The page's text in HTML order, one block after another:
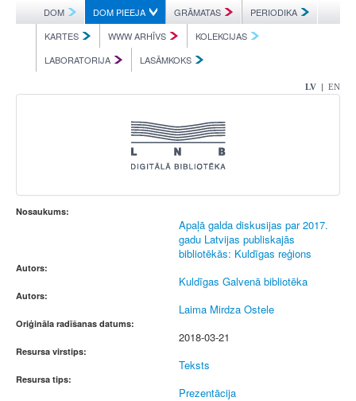
DOM DOM PIEEJA GRĀMATAS
PERIODIKA
KARTES
WWW ARHĪVS
KOLEKCIJAS
LABORATORIJA
LASĀMKOKS
LV | EN
Nosaukums:
Apaļā galda diskusijas par 2017.
gadu Latvijas publiskajās
bibliotēkās: Kuldīgas reģions
Autors:
Kuldīgas Galvenā bibliotēka
Autors:
Laima Mirdza Ostele
Oriģināla radīšanas datums:
2018-03-21
Resursa virstips:
Teksts
Resursa tips:
Prezentācija